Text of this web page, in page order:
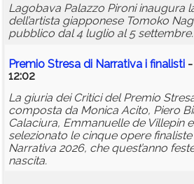
Lagobava Palazzo Pironi inaugura
dell’artista giapponese Tomoko
pubblico dal 4 luglio al 5 settembre.
Premio Stresa di Narrativa i finalisti
12:02
La giuria dei Critici del Premio
composta da Monica Acito, Piero
Calaciura, Emmanuelle de Villepin
selezionato le cinque opere
Narrativa 2026, che quest’anno
nascita.